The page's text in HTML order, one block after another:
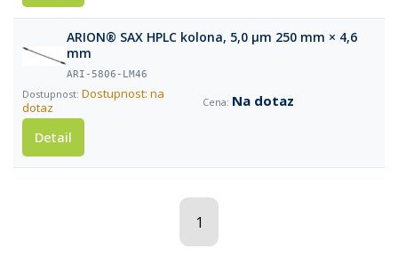
ARION® SAX HPLC kolona, 5,0 µm 250 mm × 4,6
mm
ARI-5806-LM46
Dostupnost: na
dotaz
Na dotaz
Detail
1